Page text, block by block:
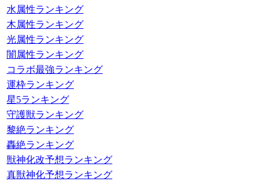
水属性ランキング
木属性ランキング
光属性ランキング
闇属性ランキング
コラボ最強ランキング
運枠ランキング
星5ランキング
守護獣ランキング
黎絶ランキング
轟絶ランキング
獣神化改予想ランキング
真獣神化予想ランキング